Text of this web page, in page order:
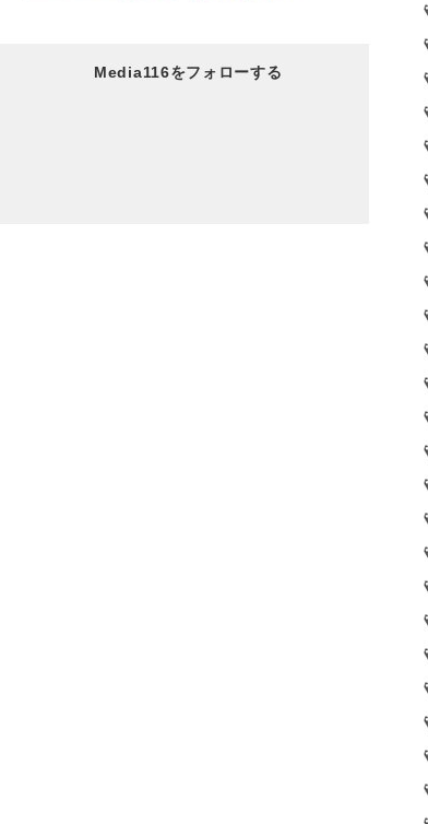
Media116をフォローする